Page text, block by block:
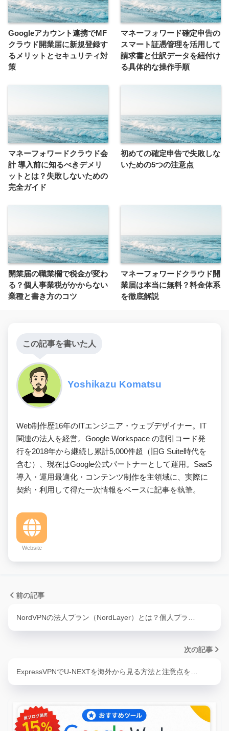
Googleアカウント連携でMF
クラウド開業届に新規登録す
るメリットとセキュリティ対
策
マネーフォワード確定申告の
スマート証憑管理を活用して
請求書と仕訳データを紐付け
る具体的な操作手順
マネーフォワードクラウド会
計 導入前に知るべきデメリ
ットとは？失敗しないための
完全ガイド
初めての確定申告で失敗しな
いための5つの注意点
開業届の職業欄で税金が変わ
る？個人事業税がかからない
業種と書き方のコツ
マネーフォワードクラウド開
業届は本当に無料？料金体系
を徹底解説
この記事を書いた人
Yoshikazu Komatsu
Web制作歴16年のITエンジニア・ウェブデザイナー。IT
関連の法人を経営。Google Workspace の割引コード発
行を2018年から継続し累計5,000件超（旧G Suite時代を
含む）、現在はGoogle公式パートナーとして運用。SaaS
導入・運用最適化・コンテンツ制作を主領域に、実際に
契約・利用して得た一次情報をベースに記事を執筆。
Website
前の記事
NordVPNの法人プラン（NordLayer）とは？個人プラ…
次の記事
ExpressVPNでU-NEXTを海外から見る方法と注意点を…